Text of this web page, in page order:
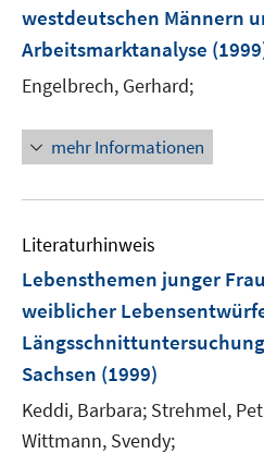
westdeutschen Männern
Arbeitsmarktanalyse
Engelbrech, Gerhard;
mehr Informationen
Literaturhinweis
Lebensthemen junger
weiblicher
Sachsen (1999)
Keddi, Barbara; Strehmel,
Wittmann, Svendy;